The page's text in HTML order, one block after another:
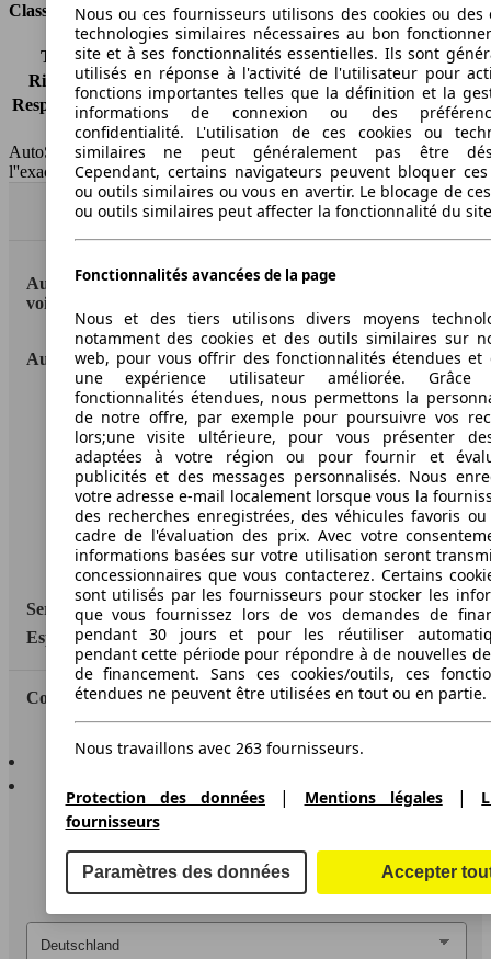
Classes d'assurance
Tous risques
Risques partiels
-
Responsabilité civile -
HSN/TSN
n.c./263WXC1AA
AutoScout24 France SAS décline toute responsabilité concernant
l''exactitude des indications fournies.
Haut
AutoScout24: la plus grande plateforme en ligne de
voitures en Europe
AutoScout24
A propos d'AutoScout24
Conditions d'utilisation
Informations légales
Protection des données
Accessibility Statement
Service
Espace Pro
Contact
AutoScout24 pour iOS
Nous ou ces fournisseurs utilisons des cookies ou des
technologies similaires nécessaires au bon
site et à ses fonctionnalités essentielles. Ils sont
utilisés en réponse à l'activité de l'utilisateur pour
fonctions importantes telles que la définition et la
informations de connexion ou des
confidentialité. L'utilisation de ces cookies ou
similaires ne peut généralement pas être
Cependant, certains navigateurs peuvent bloquer ces
ou outils similaires ou vous en avertir. Le blocage de
ou outils similaires peut affecter la fonctionnalité du
Fonctionnalités avancées de la page
Nous et des tiers utilisons divers moyens
notamment des cookies et des outils similaires sur
web, pour vous offrir des fonctionnalités étendues et
une expérience utilisateur améliorée.
fonctionnalités étendues, nous permettons la
de notre offre, par exemple pour poursuivre vos
lors;une visite ultérieure, pour vous présenter
adaptées à votre région ou pour fournir et
publicités et des messages personnalisés. Nous
votre adresse e-mail localement lorsque vous la
des recherches enregistrées, des véhicules favoris
cadre de l'évaluation des prix. Avec votre
informations basées sur votre utilisation seront
concessionnaires que vous contacterez. Certains
sont utilisés par les fournisseurs pour stocker les
que vous fournissez lors de vos demandes de
pendant 30 jours et pour les réutiliser
pendant cette période pour répondre à de nouvelles
de financement. Sans ces cookies/outils, ces
étendues ne peuvent être utilisées en tout ou en partie.
Nous travaillons avec 263 fournisseurs.
Protection des données | Mentions légales|
fournisseurs
Paramètres des données Accepter